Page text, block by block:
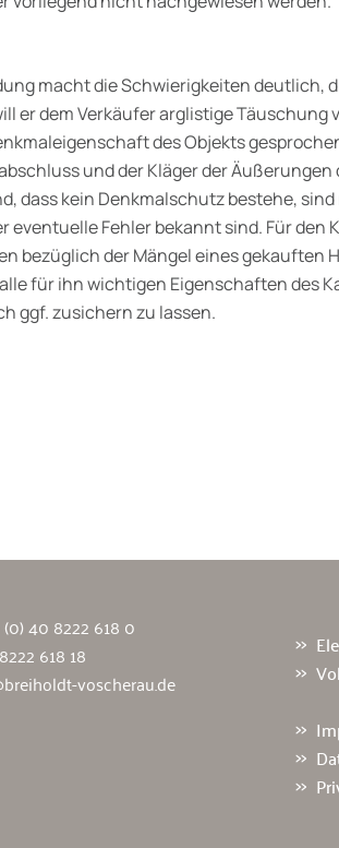
macht die Schwierigkeiten deutlich,
er dem Verkäufer arglistige Täuschung
des Objekts
und der Kläger der Äußerungen
dass kein Denkmalschutz bestehe,
eventuelle Fehler bekannt sind. Für den
bezüglich der Mängel eines gekauften
für ihn wichtigen Eigenschaften des
ggf. zusichern zu lassen.
40 8222 618 0
618 18
voscherau.de